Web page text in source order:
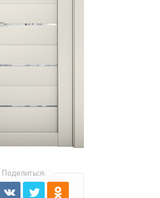
Поделиться: